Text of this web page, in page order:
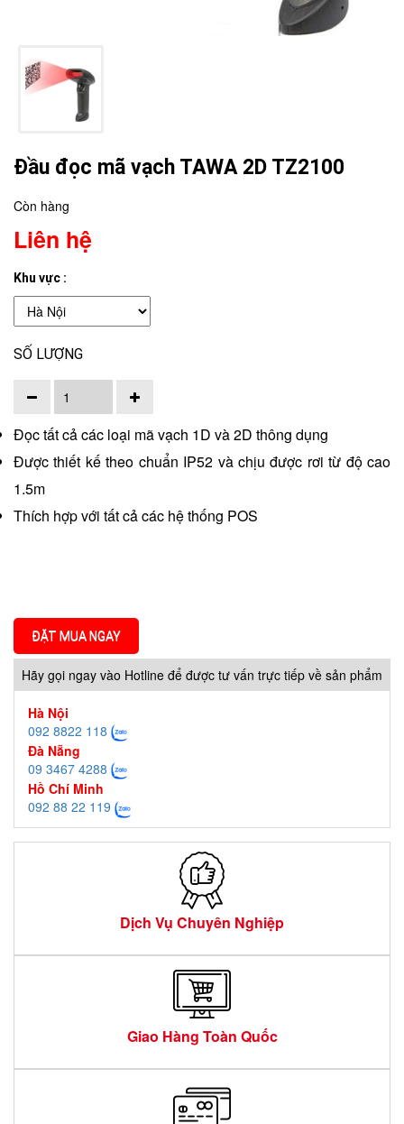
Đầu đọc mã vạch TAWA 2D TZ2100
Còn hàng
Liên hệ
Khu vực :
SỐ LƯỢNG
Đọc tất cả các loại mã vạch 1D và 2D thông dụng
Được thiết kế theo chuẩn IP52 và chịu được rơi từ độ cao
1.5m
Thích hợp với tất cả các hệ thống POS
ĐẶT MUA NGAY
Hãy gọi ngay vào Hotline để được tư vấn trực tiếp về sản phẩm
Hà Nội
092 8822 118
Đà Nẵng
09 3467 4288
Hồ Chí Minh
092 88 22 119
Dịch Vụ Chuyên Nghiệp
Giao Hàng Toàn Quốc